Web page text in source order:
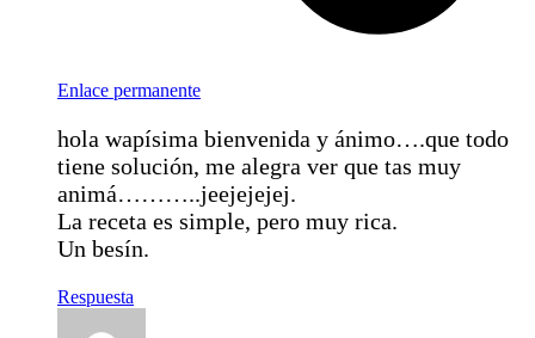
Enlace permanente
hola wapísima bienvenida y ánimo….que todo
tiene solución, me alegra ver que tas muy
animá………..jeejejejej.
La receta es simple, pero muy rica.
Un besín.
Respuesta